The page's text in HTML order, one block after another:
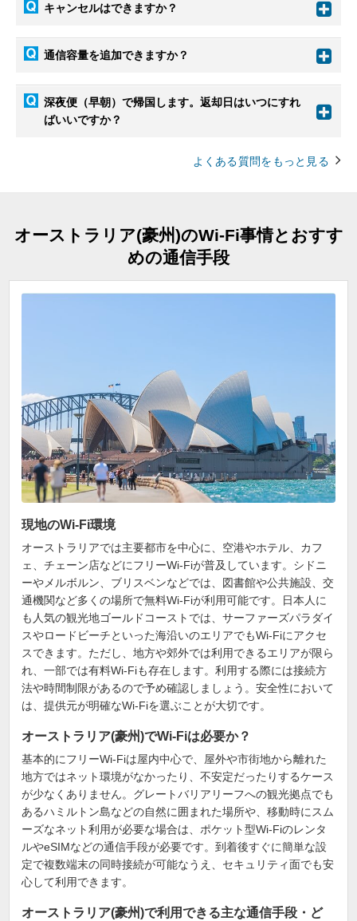
キャンセルはできますか？
通信容量を追加できますか？
深夜便（早朝）で帰国します。返却日はいつにすれ
ばいいですか？
よくある質問をもっと見る
オーストラリア(豪州)のWi-Fi事情とおすす
めの通信手段
現地のWi-Fi環境
オーストラリアでは主要都市を中心に、空港やホテル、カフ
ェ、チェーン店などにフリーWi-Fiが普及しています。シドニ
ーやメルボルン、ブリスベンなどでは、図書館や公共施設、交
通機関など多くの場所で無料Wi-Fiが利用可能です。日本人に
も人気の観光地ゴールドコーストでは、サーファーズパラダイ
スやロードビーチといった海沿いのエリアでもWi-Fiにアクセ
スできます。ただし、地方や郊外では利用できるエリアが限ら
れ、一部では有料Wi-Fiも存在します。利用する際には接続方
法や時間制限があるので予め確認しましょう。安全性において
は、提供元が明確なWi-Fiを選ぶことが大切です。
オーストラリア(豪州)でWi-Fiは必要か？
基本的にフリーWi-Fiは屋内中心で、屋外や市街地から離れた
地方ではネット環境がなかったり、不安定だったりするケース
が少なくありません。グレートバリアリーフへの観光拠点でも
あるハミルトン島などの自然に囲まれた場所や、移動時にスム
ーズなネット利用が必要な場合は、ポケット型Wi-Fiのレンタ
ルやeSIMなどの通信手段が必要です。到着後すぐに簡単な設
定で複数端末の同時接続が可能なうえ、セキュリティ面でも安
心して利用できます。
オーストラリア(豪州)で利用できる主な通信手段・ど